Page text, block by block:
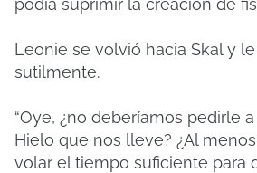
podía suprimir la creación de
Leonie se volvió hacia Skal y
sutilmente.
“Oye, ¿no deberíamos pedirle
Hielo que nos lleve? ¿Al
volar el tiempo suficiente para